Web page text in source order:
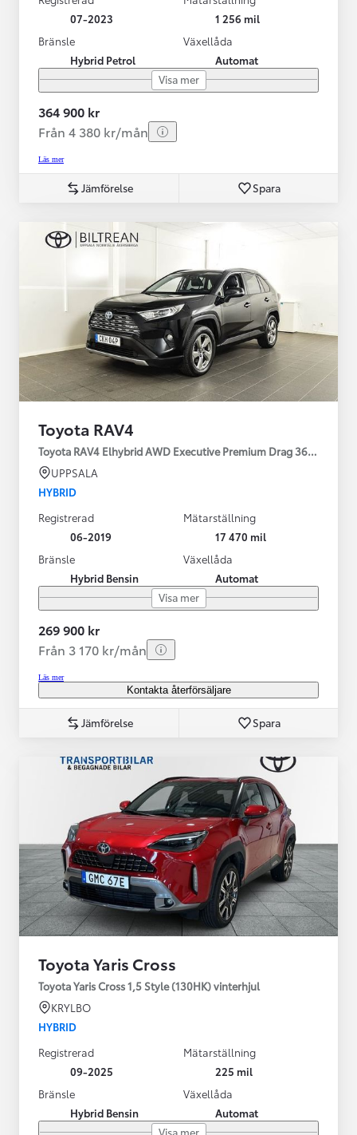
07-2023
1 256 mil
Bränsle
Hybrid Petrol
Växellåda
Automat
Visa mer
364 900 kr
Från 4 380 kr/mån
Läs mer
Jämförelse Spara
Toyota RAV4
Toyota RAV4 Elhybrid AWD Executive Premium Drag 360-kamera
UPPSALA
HYBRID
Registrerad
06-2019
Mätarställning
17 470 mil
Bränsle
Hybrid Bensin
Växellåda
Automat
Visa mer
269 900 kr
Från 3 170 kr/mån
Läs mer
Kontakta återförsäljare
Jämförelse Spara
Toyota Yaris Cross
Toyota Yaris Cross 1,5 Style (130HK) vinterhjul
KRYLBO
HYBRID
Registrerad
09-2025
Mätarställning
225 mil
Bränsle
Hybrid Bensin
Växellåda
Automat
Visa mer